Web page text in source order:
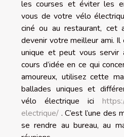
les courses et éviter les
vous de votre vélo
ciné ou au restaurant, cet
devenir votre meilleur ami. Il
unique et peut vous
cours d’idée en ce qui
amoureux, utilisez cette
ballades uniques et
vélo électrique ici
electrique/ . C’est l’une des
se rendre au bureau, au